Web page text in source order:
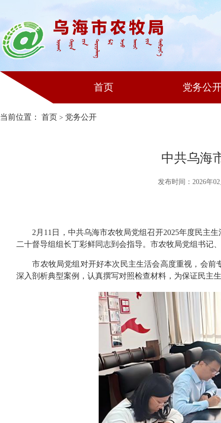
首页 党务公
当前位置： 首页 > 党务公开
中共乌海
发布时间：2026年
2月11日，中共乌海市农牧局党组召开2025年度民主生
二十督导组组长丁彩鲜同志到会指导。市农牧局党组书记
市农牧局党组对开好本次民主生活会高度重视，会前
深入剖析典型案例，认真撰写对照检查材料，为保证民主